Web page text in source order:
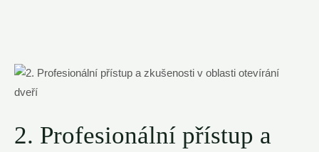
2. Profesionální přístup a